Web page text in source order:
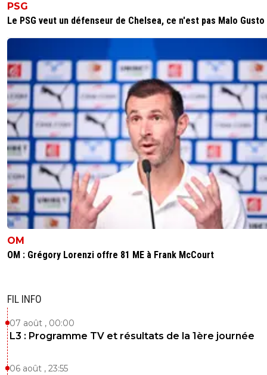
PSG
Le PSG veut un défenseur de Chelsea, ce n'est pas Malo Gusto
OM
OM : Grégory Lorenzi offre 81 ME à Frank McCourt
FIL INFO
07 août , 00:00
L3 : Programme TV et résultats de la 1ère journée
06 août , 23:55